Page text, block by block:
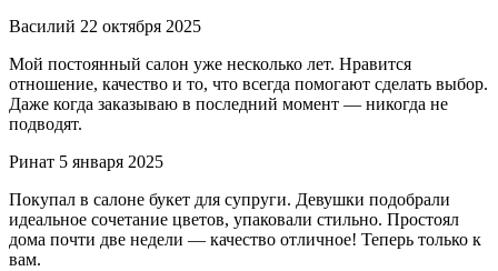
Василий 22 октября 2025
Мой постоянный салон уже несколько лет. Нравится
отношение, качество и то, что всегда помогают сделать выбор.
Даже когда заказываю в последний момент — никогда не
подводят.
Ринат 5 января 2025
Покупал в салоне букет для супруги. Девушки подобрали
идеальное сочетание цветов, упаковали стильно. Простоял
дома почти две недели — качество отличное! Теперь только к
вам.